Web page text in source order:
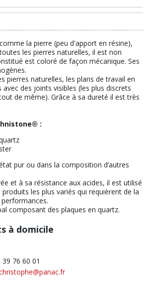
la pierre (peu d'apport en résine),
les pierres naturelles, il est non
est coloré de façon mécanique. Ses
pierres naturelles, les plans de travail en
des joints visibles (les plus discrets
de même). Grâce à sa dureté il est très
:
pur ou dans la composition d’autres
et à sa résistance aux acides, il est utilisé
les plus variés qui requièrent de la
composant des plaques en quartz.
à domicile
76 60 01